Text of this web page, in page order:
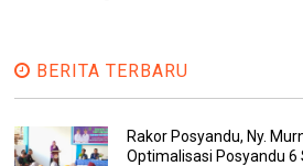
BERITA TERBARU
Rakor Posyandu, Ny.
Optimalisasi Posyandu 6